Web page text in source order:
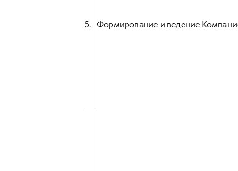
5. Формирование и ведение